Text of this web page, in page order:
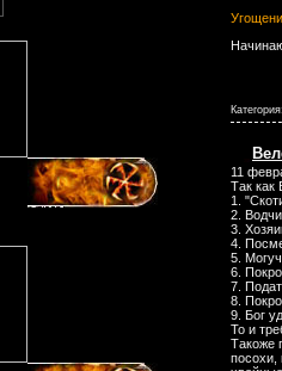
Категория:
11
Так как
1.
2.
3.
4.
5.
6.
7.
8.
9. Бог
То и
Такоже
посохи,